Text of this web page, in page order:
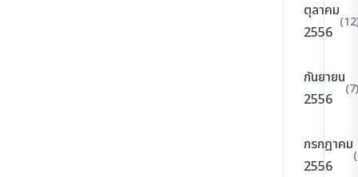
ตุลาคม
2556
กันยายน
2556
(7)
กรกฎาคม
2556